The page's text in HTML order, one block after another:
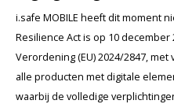
i.safe MOBILE heeft dit moment
Resilience Act is op 10
Verordening (EU) 2024/2847,
alle producten met digitale
waarbij de volledige